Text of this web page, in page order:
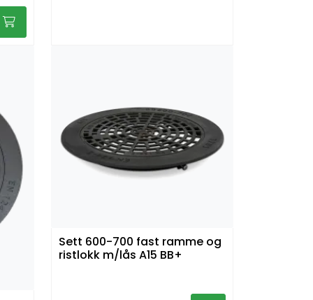
Sett 600-700 fast ramme og
ristlokk m/lås A15 BB+